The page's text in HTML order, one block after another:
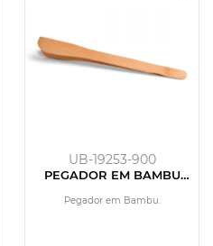
UB-19253-900
PEGADOR EM BAMBU
Pegador em Bambu.